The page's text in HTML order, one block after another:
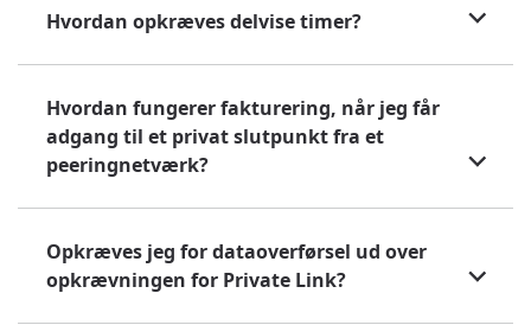
Hvordan opkræves delvise timer?
Hvordan fungerer fakturering, når jeg får
adgang til et privat slutpunkt fra et
peeringnetværk?
Opkræves jeg for dataoverførsel ud over
opkrævningen for Private Link?